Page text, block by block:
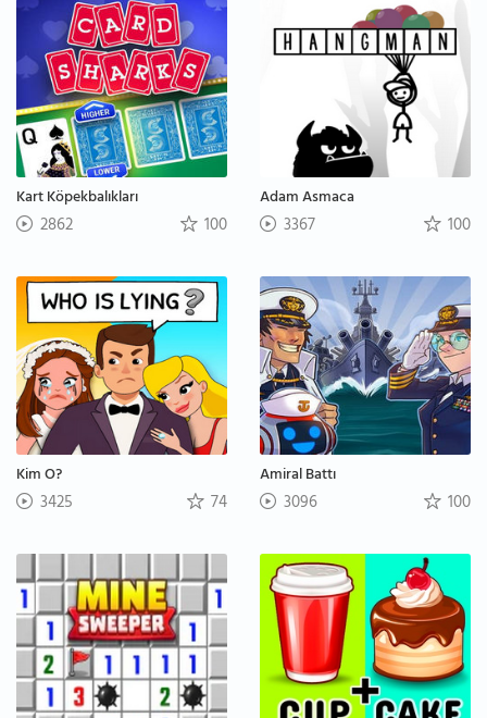
Kart Köpekbalıkları
2862 100
Adam Asmaca
3367 100
Kim O?
3425 74
Amiral Battı
3096 100